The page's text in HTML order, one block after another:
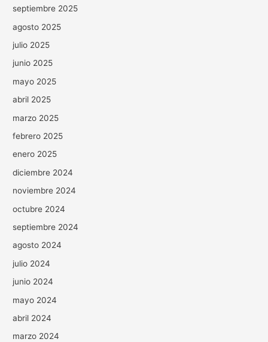
septiembre 2025
agosto 2025
julio 2025
junio 2025
mayo 2025
abril 2025
marzo 2025
febrero 2025
enero 2025
diciembre 2024
noviembre 2024
octubre 2024
septiembre 2024
agosto 2024
julio 2024
junio 2024
mayo 2024
abril 2024
marzo 2024